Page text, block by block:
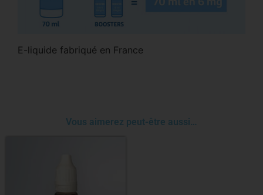
E-liquide fabriqué en France
Vous aimerez peut-être aussi…